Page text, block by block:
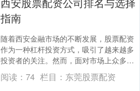
指南
随着西安金融市场的不断发展，股票配资
作为一种杠杆投资方式，吸引了越来越多
投资者的关注。然而，面对市场上众多的
配资公司，如何选择一家正规、安全、服
务优质的平台炒股....
阅读：74 栏目： 东莞股票配资